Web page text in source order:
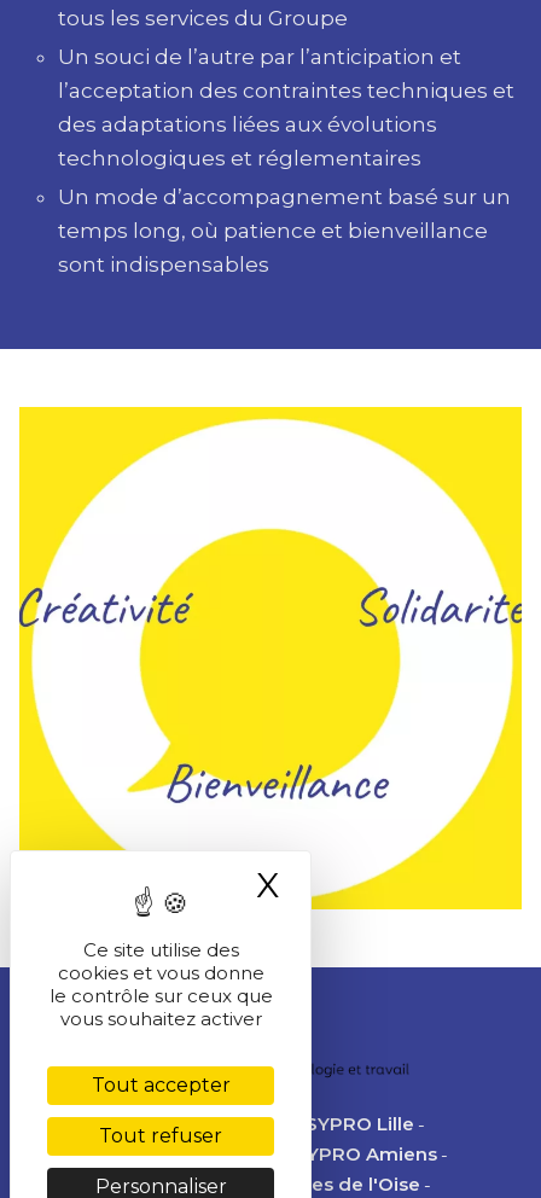
tous les services du Groupe
Un souci de l’autre par l’anticipation et
l’acceptation des contraintes techniques et
des adaptations liées aux évolutions
technologiques et réglementaires
Un mode d’accompagnement basé sur un
temps long, où patience et bienveillance
sont indispensables
IEAJA LyonPSYPRO Grenoble
PSYPRO Lille
PSYPRO LyonPSYPRO Metz
PSYPRO Amiens
CAPA AnnecyPSYPRO des Portes de l'Oise
Ce site utilise des
cookies et vous donne
le contrôle sur ceux que
vous souhaitez activer
Tout accepter
Tout refuser
Personnaliser
X Masquer le